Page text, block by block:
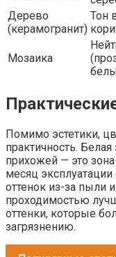
Дерево
(керамогранит)
Тон
Мозаика
Помимо эстетики,
практичность.
прихожей — это
месяц
оттенок из-за пыли
проходимостью
оттенки, которые
загрязнению.